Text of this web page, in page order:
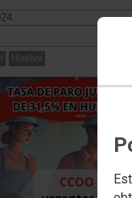
Huelva